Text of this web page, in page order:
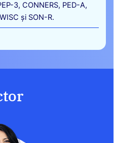
3, CONNERS, PED-A,
și SON-R.​